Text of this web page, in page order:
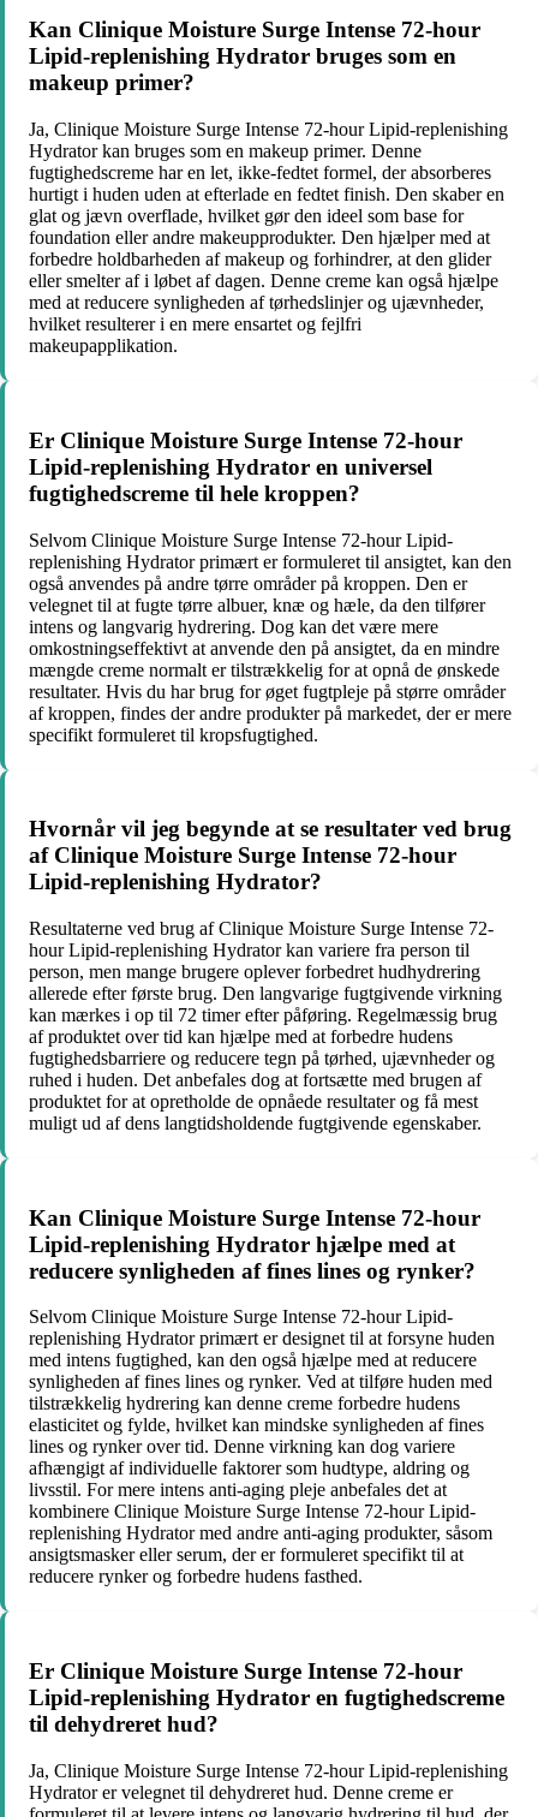
Kan Clinique Moisture Surge Intense 72-hour
Lipid-replenishing Hydrator bruges som en
makeup primer?
Ja, Clinique Moisture Surge Intense 72-hour Lipid-replenishing
Hydrator kan bruges som en makeup primer. Denne
fugtighedscreme har en let, ikke-fedtet formel, der absorberes
hurtigt i huden uden at efterlade en fedtet finish. Den skaber en
glat og jævn overflade, hvilket gør den ideel som base for
foundation eller andre makeupprodukter. Den hjælper med at
forbedre holdbarheden af ​​makeup og forhindrer, at den glider
eller smelter af i løbet af dagen. Denne creme kan også hjælpe
med at reducere synligheden af ​​tørhedslinjer og ujævnheder,
hvilket resulterer i en mere ensartet og fejlfri
makeupapplikation.
Er Clinique Moisture Surge Intense 72-hour
Lipid-replenishing Hydrator en universel
fugtighedscreme til hele kroppen?
Selvom Clinique Moisture Surge Intense 72-hour Lipid-
replenishing Hydrator primært er formuleret til ansigtet, kan den
også anvendes på andre tørre områder på kroppen. Den er
velegnet til at fugte tørre albuer, knæ og hæle, da den tilfører
intens og langvarig hydrering. Dog kan det være mere
omkostningseffektivt at anvende den på ansigtet, da en mindre
mængde creme normalt er tilstrækkelig for at opnå de ønskede
resultater. Hvis du har brug for øget fugtpleje på større områder
af kroppen, findes der andre produkter på markedet, der er mere
specifikt formuleret til kropsfugtighed.
Hvornår vil jeg begynde at se resultater ved brug
af Clinique Moisture Surge Intense 72-hour
Lipid-replenishing Hydrator?
Resultaterne ved brug af Clinique Moisture Surge Intense 72-
hour Lipid-replenishing Hydrator kan variere fra person til
person, men mange brugere oplever forbedret hudhydrering
allerede efter første brug. Den langvarige fugtgivende virkning
kan mærkes i op til 72 timer efter påføring. Regelmæssig brug
af produktet over tid kan hjælpe med at forbedre hudens
fugtighedsbarriere og reducere tegn på tørhed, ujævnheder og
ruhed i huden. Det anbefales dog at fortsætte med brugen af ​​
produktet for at opretholde de opnåede resultater og få mest
muligt ud af dens langtidsholdende fugtgivende egenskaber.
Kan Clinique Moisture Surge Intense 72-hour
Lipid-replenishing Hydrator hjælpe med at
reducere synligheden af ​​fines lines og rynker?
Selvom Clinique Moisture Surge Intense 72-hour Lipid-
replenishing Hydrator primært er designet til at forsyne huden
med intens fugtighed, kan den også hjælpe med at reducere
synligheden af ​​fines lines og rynker. Ved at tilføre huden med
tilstrækkelig hydrering kan denne creme forbedre hudens
elasticitet og fylde, hvilket kan mindske synligheden af ​​fines
lines og rynker over tid. Denne virkning kan dog variere
afhængigt af individuelle faktorer som hudtype, aldring og
livsstil. For mere intens anti-aging pleje anbefales det at
kombinere Clinique Moisture Surge Intense 72-hour Lipid-
replenishing Hydrator med andre anti-aging produkter, såsom
ansigtsmasker eller serum, der er formuleret specifikt til at
reducere rynker og forbedre hudens fasthed.
Er Clinique Moisture Surge Intense 72-hour
Lipid-replenishing Hydrator en fugtighedscreme
til dehydreret hud?
Ja, Clinique Moisture Surge Intense 72-hour Lipid-replenishing
Hydrator er velegnet til dehydreret hud. Denne creme er